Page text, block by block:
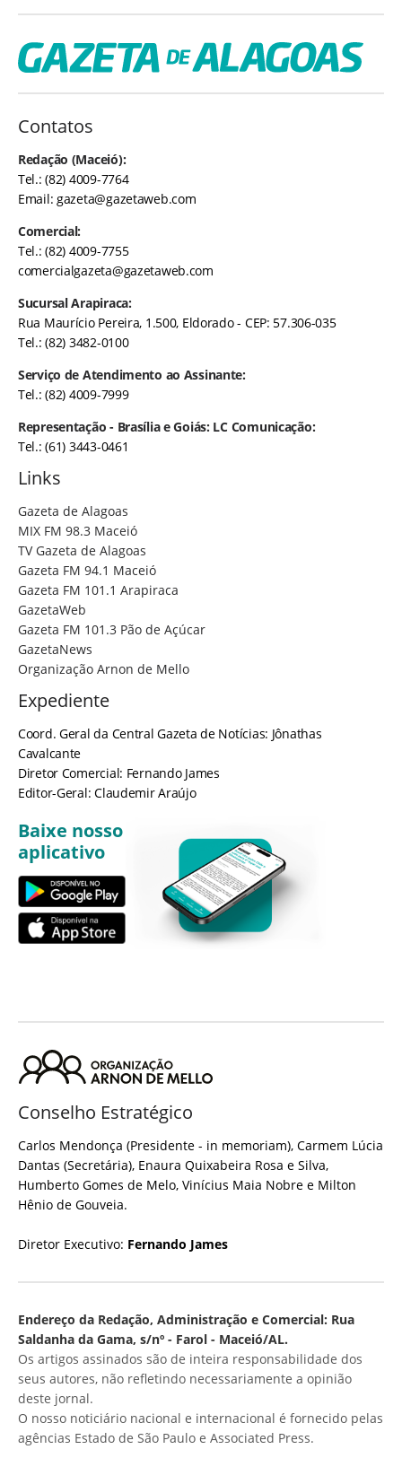
Contatos
Redação (Maceió):
Tel.: (82) 4009-7764
Email:gazeta@gazetaweb.com
Comercial:
Tel.: (82) 4009-7755
comercialgazeta@gazetaweb.com
Sucursal Arapiraca:
Rua Maurício Pereira, 1.500, Eldorado - CEP: 57.306-035
Tel.: (82) 3482-0100
Serviço de Atendimento ao Assinante:
Tel.: (82) 4009-7999
Representação - Brasília e Goiás: LC Comunicação:
Tel.: (61) 3443-0461
Links
Gazeta de Alagoas
MIX FM 98.3 Maceió
TV Gazeta de Alagoas
Gazeta FM 94.1 Maceió
Gazeta FM 101.1 Arapiraca
GazetaWeb
Gazeta FM 101.3 Pão de Açúcar
GazetaNews
Organização Arnon de Mello
Expediente
Coord. Geral da Central Gazeta de Notícias: Jônathas
Cavalcante
Diretor Comercial: Fernando James
Editor-Geral: Claudemir Araújo
Baixe nosso
aplicativo
Conselho Estratégico
Carlos Mendonça (Presidente - in memoriam), Carmem Lúcia
Dantas (Secretária), Enaura Quixabeira Rosa e Silva,
Humberto Gomes de Melo, Vinícius Maia Nobre e Milton
Hênio de Gouveia.
Diretor Executivo: Fernando James
Endereço da Redação, Administração e Comercial: Rua
Saldanha da Gama, s/nº - Farol - Maceió/AL.
Os artigos assinados são de inteira responsabilidade dos
seus autores, não refletindo necessariamente a opinião
deste jornal.
O nosso noticiário nacional e internacional é fornecido pelas
agências Estado de São Paulo e Associated Press.